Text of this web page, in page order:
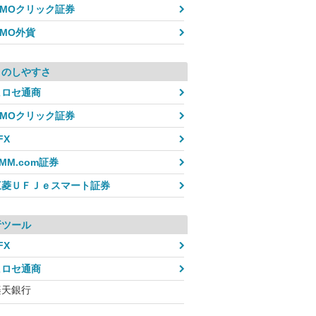
クリック証券
外貨
しやすさ
セ通商
クリック証券
証券
ＵＦＪｅスマート証券
ール
セ通商
銀行